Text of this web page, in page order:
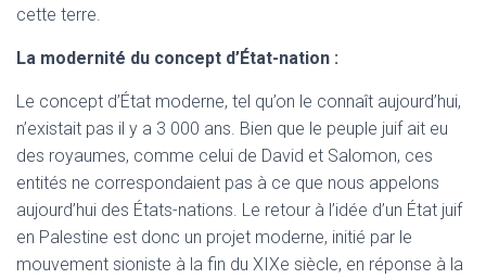
cette terre.
La modernité du concept d’État-nation :
Le concept d’État moderne, tel qu’on le connaît aujourd’hui,
n’existait pas il y a 3 000 ans. Bien que le peuple juif ait eu
des royaumes, comme celui de David et Salomon, ces
entités ne correspondaient pas à ce que nous appelons
aujourd’hui des États-nations. Le retour à l’idée d’un État juif
en Palestine est donc un projet moderne, initié par le
mouvement sioniste à la fin du XIXe siècle, en réponse à la